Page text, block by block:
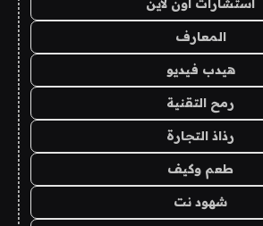
استشارات اون لاين
المعارف
هيدب فيديو
رمح التقنية
رذاذ التجارة
طعم وكيف
شهود نت